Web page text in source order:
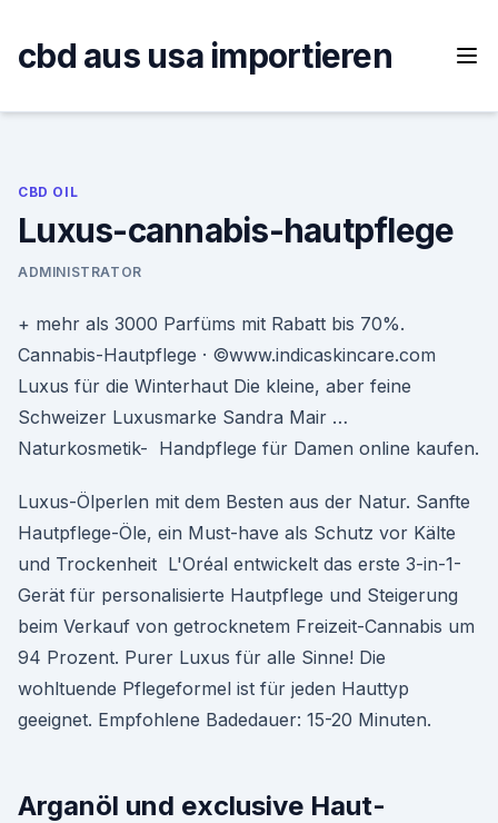
content
cbd aus usa importieren
CBD OIL
Luxus-cannabis-hautpflege
ADMINISTRATOR
+ mehr als 3000 Parfüms mit Rabatt bis 70%.
Cannabis-Hautpflege · ©www.indicaskincare.com
Luxus für die Winterhaut Die kleine, aber feine
Schweizer Luxusmarke Sandra Mair …
Naturkosmetik- Handpflege für Damen online kaufen.
Luxus-Ölperlen mit dem Besten aus der Natur. Sanfte
Hautpflege-Öle, ein Must-have als Schutz vor Kälte
und Trockenheit L'Oréal entwickelt das erste 3-in-1-
Gerät für personalisierte Hautpflege und Steigerung
beim Verkauf von getrocknetem Freizeit-Cannabis um
94 Prozent. Purer Luxus für alle Sinne! Die
wohltuende Pflegeformel ist für jeden Hauttyp
geeignet. Empfohlene Badedauer: 15-20 Minuten.
Arganöl und exclusive Haut-